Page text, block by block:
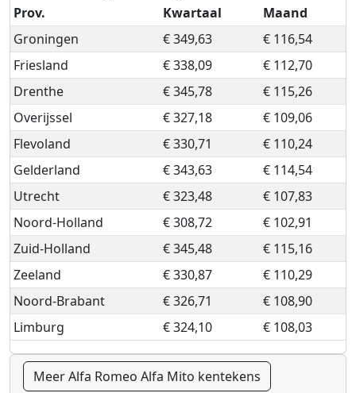
Prov.
Kwartaal
Maand
Groningen
€ 349,63
€ 116,54
Friesland
€ 338,09
€ 112,70
Drenthe
€ 345,78
€ 115,26
Overijssel
€ 327,18
€ 109,06
Flevoland
€ 330,71
€ 110,24
Gelderland
€ 343,63
€ 114,54
Utrecht
€ 323,48
€ 107,83
Noord-Holland
€ 308,72
€ 102,91
Zuid-Holland
€ 345,48
€ 115,16
Zeeland
€ 330,87
€ 110,29
Noord-Brabant
€ 326,71
€ 108,90
Limburg
€ 324,10 € 108,03
Meer Alfa Romeo Alfa Mito kentekens